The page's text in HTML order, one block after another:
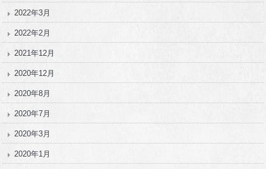
2022年3月
2022年2月
2021年12月
2020年12月
2020年8月
2020年7月
2020年3月
2020年1月